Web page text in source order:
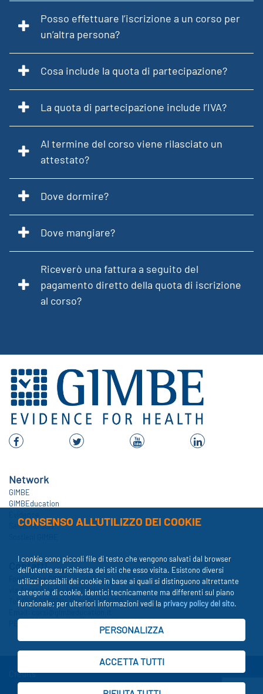
Posso effettuare l’iscrizione a un corso per
un’altra persona?
Cosa include la quota di partecipazione?
La quota di partecipazione include l’IVA?
Al termine del corso viene rilasciato un
attestato?
Dove dormire?
Dove mangiare?
Riceverò una fattura a seguito del
pagamento diretto della quota di iscrizione
al corso?
Network
GIMBE
GIMBEducation
Salviamo SSN
Contatti
Fondazione GIMBE
via Amendola 2 - 40121 Bologna
Tel: 051 5883920 - Fax: 051 3372195
PEC:
Credits
CONSENSO ALL'UTILIZZO DEI COOKIE
I cookie sono piccoli file di testo che vengono salvati dal browser
dell'utente su richiesta dei siti che esso visita. Esistono diversi
utilizzi possibili dei cookie in base ai quali si distinguono altrettante
categorie di cookie, identici tecnicamente ma differenti sul piano
funzionale; per ulteriori informazioni vedi la privacy policy del sito.
PERSONALIZZA